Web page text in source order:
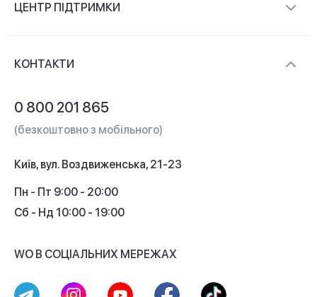
Контакти
ЦЕНТР ПІДТРИМКИ
Кешбек
КОНТАКТИ
0 800 201 865
(безкоштовно з мобільного)
Київ, вул. Воздвиженська, 21-23
Пн - Пт 9:00 - 20:00
Сб - Нд 10:00 - 19:00
WO В СОЦІАЛЬНИХ МЕРЕЖАХ